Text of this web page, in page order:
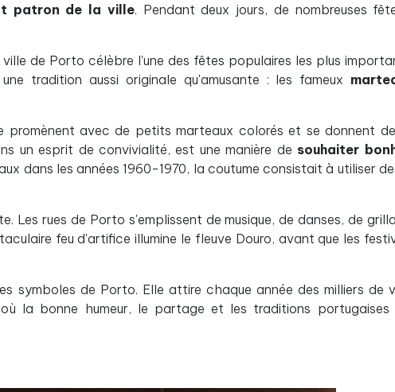
patron de la ville. Pendant deux jours, de nombreuses
ville de Porto célèbre l'une des fêtes populaires les plus
tradition aussi originale qu'amusante : les fameux
promènent avec de petits marteaux colorés et se donnent
un esprit de convivialité, est une manière de souhaiter
dans les années 1960-1970, la coutume consistait à utiliser
Les rues de Porto s'emplissent de musique, de danses, de
feu d'artifice illumine le fleuve Douro, avant que les
symboles de Porto. Elle attire chaque année des milliers de
la bonne humeur, le partage et les traditions